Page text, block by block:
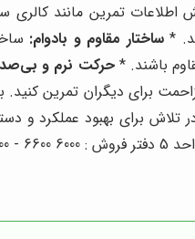
اطلاعات تمرین مانند
*ساختار مقاوم و بادوام:
باشند. *حرکت نرم و
برای دیگران تمرین کنید.
تلاش برای بهبود عملکرد